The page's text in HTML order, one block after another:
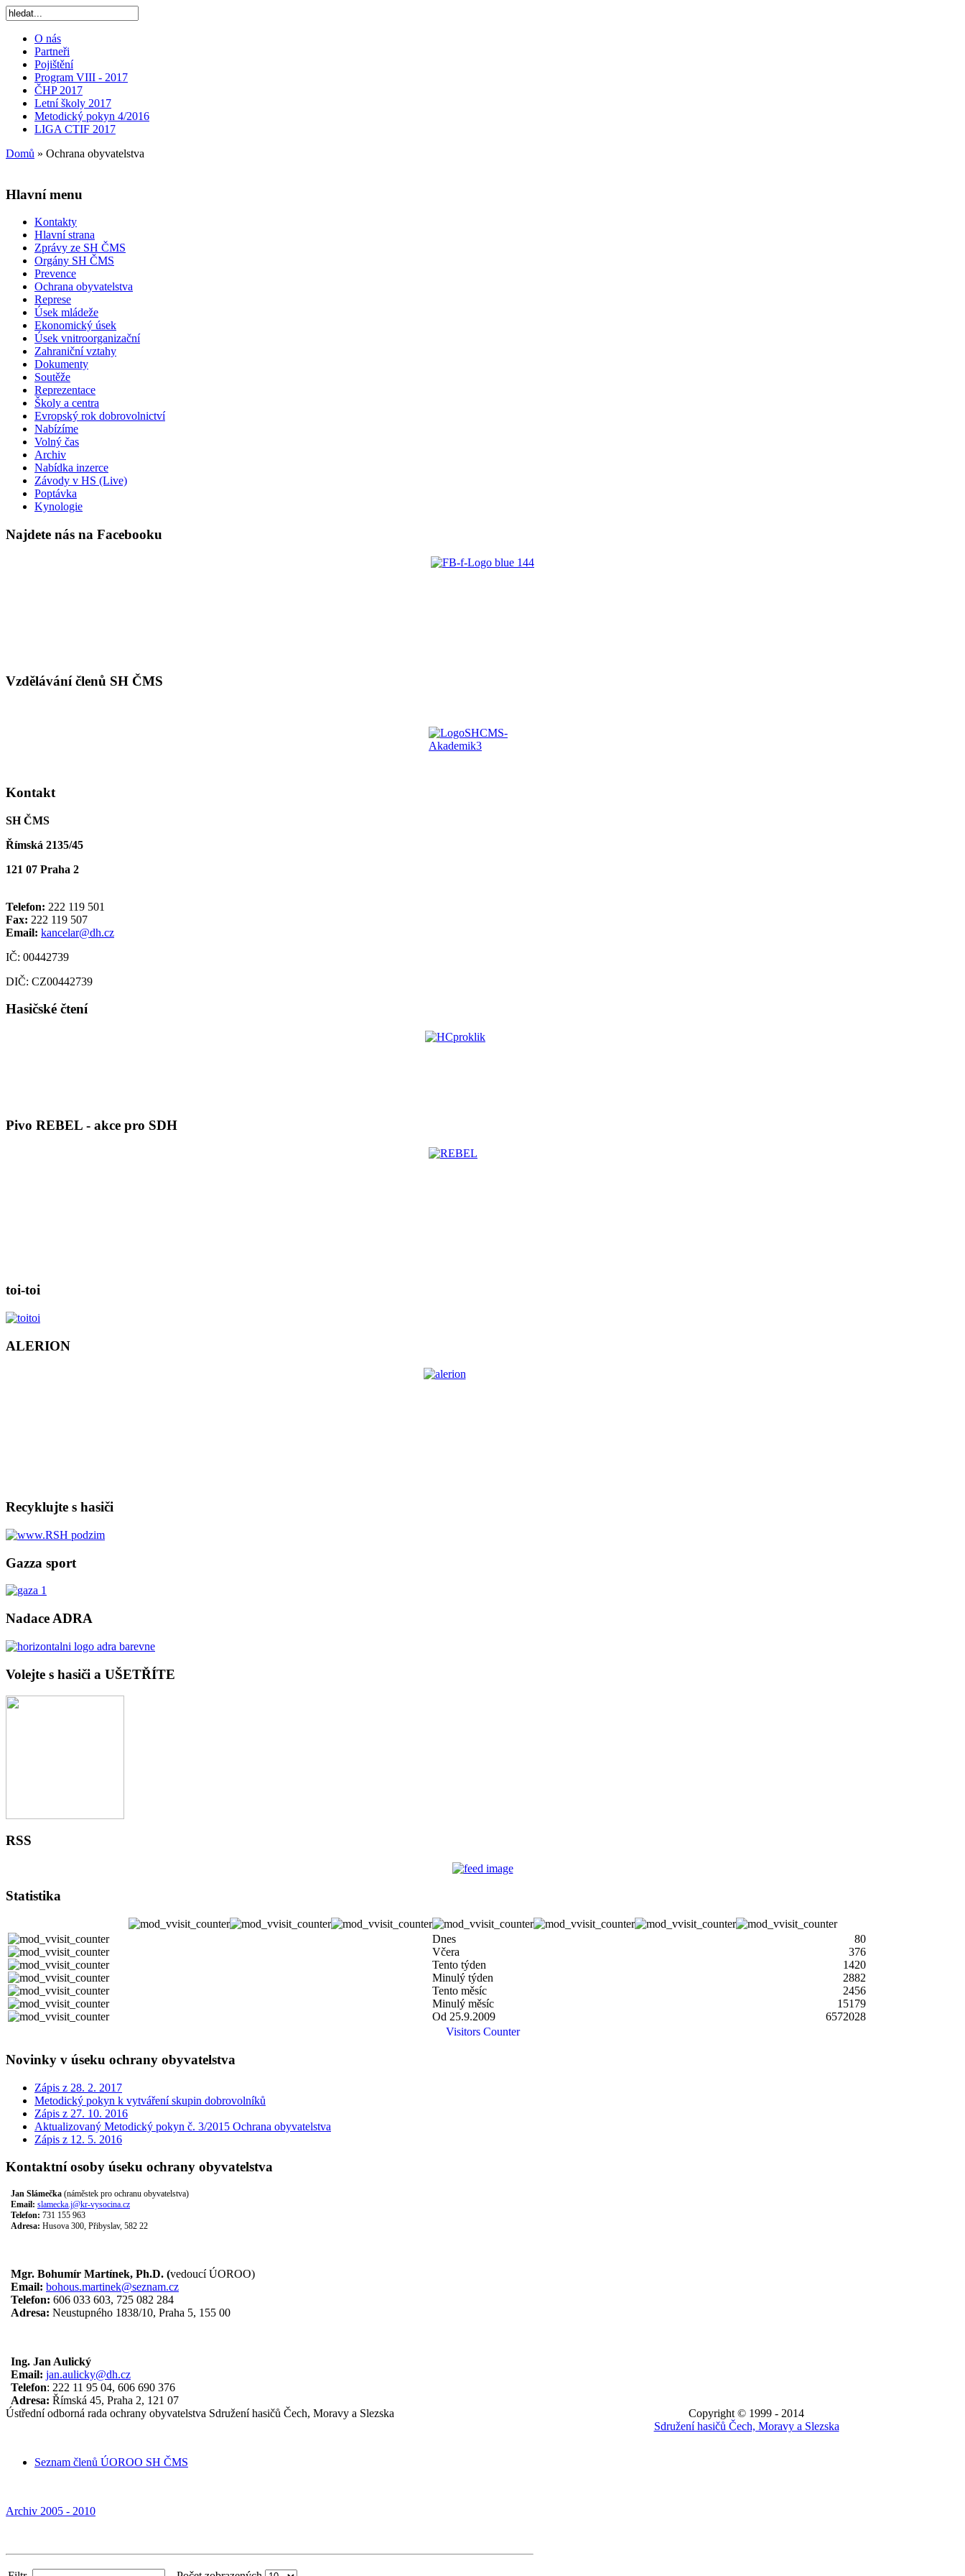
O nás
Partneři
Pojištění
Program VIII - 2017
ČHP 2017
Letní školy 2017
Metodický pokyn 4/2016
LIGA CTIF 2017
Domů » Ochrana obyvatelstva
Hlavní menu
Kontakty
Hlavní strana
Zprávy ze SH ČMS
Orgány SH ČMS
Prevence
Ochrana obyvatelstva
Represe
Úsek mládeže
Ekonomický úsek
Úsek vnitroorganizační
Zahraniční vztahy
Dokumenty
Soutěže
Reprezentace
Školy a centra
Evropský rok dobrovolnictví
Nabízíme
Volný čas
Archiv
Nabídka inzerce
Závody v HS (Live)
Poptávka
Kynologie
Najdete nás na Facebooku
Vzdělávání členů SH ČMS
Kontakt
SH ČMS
Římská 2135/45
121 07 Praha 2
Telefon: 222 119 501
Fax: 222 119 507
Email: kancelar@dh.cz
IČ: 00442739
DIČ: CZ00442739
Hasičské čtení
Pivo REBEL - akce pro SDH
toi-toi
ALERION
Recyklujte s hasiči
Gazza sport
Nadace ADRA
Volejte s hasiči a UŠETŘÍTE
RSS
Statistika
Dnes
80
Včera
376
Tento týden
1420
Minulý týden
2882
Tento měsíc
2456
Minulý měsíc
15179
Od 25.9.2009
6572028
Visitors Counter
Novinky v úseku ochrany obyvatelstva
Zápis z 28. 2. 2017
Metodický pokyn k vytváření skupin dobrovolníků
Zápis z 27. 10. 2016
Aktualizovaný Metodický pokyn č. 3/2015 Ochrana obyvatelstva
Zápis z 12. 5. 2016
Kontaktní osoby úseku ochrany obyvatelstva
Jan Slámečka (náměstek pro ochranu obyvatelstva)
Email: slamecka.j@kr-vysocina.cz
Telefon: 731 155 963
Adresa: Husova 300, Přibyslav, 582 22
Mgr. Bohumír Martínek, Ph.D. (vedoucí ÚOROO)
Email: bohous.martinek@seznam.cz
Telefon: 606 033 603, 725 082 284
Adresa: Neustupného 1838/10, Praha 5, 155 00
Ing. Jan Aulický
Email: jan.aulicky@dh.cz
Telefon: 222 11 95 04, 606 690 376
Adresa: Římská 45, Praha 2, 121 07
Ústřední odborná rada ochrany obyvatelstva Sdružení hasičů Čech, Moravy a Slezska
Seznam členů ÚOROO SH ČMS
Archiv 2005 - 2010
Copyright © 1999 - 2014
Sdružení hasičů Čech, Moravy a Slezska